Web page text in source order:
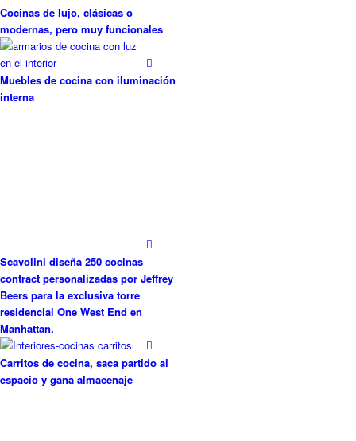
EMPRESA
Scavolini, la historia de una gran marca